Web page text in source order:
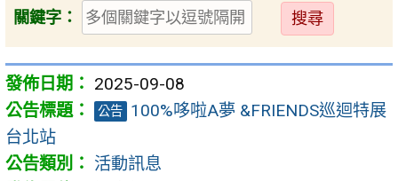
關鍵字：
送
出
2025-09-08
公告 100%哆啦A夢 &FRIENDS巡迴特展
台北站
活動訊息